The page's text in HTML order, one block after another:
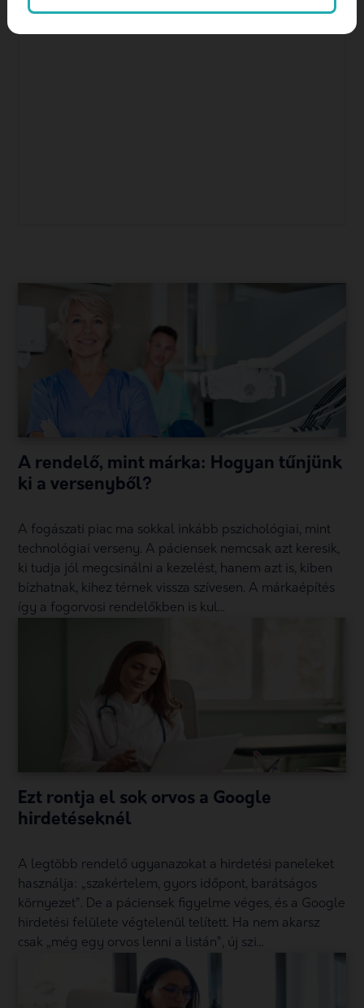
A rendelő, mint márka: Hogyan tűnjünk
ki a versenyből?
A fogászati piac ma sokkal inkább pszichológiai, mint
technológiai verseny. A páciensek nemcsak azt keresik,
ki tudja jól megcsinálni a kezelést, hanem azt is, kiben
bízhatnak, kihez térnek vissza szívesen. A márkaépítés
így a fogorvosi rendelőkben is kul...
Ezt rontja el sok orvos a Google
hirdetéseknél
A legtöbb rendelő ugyanazokat a hirdetési paneleket
használja: „szakértelem, gyors időpont, barátságos
környezet”. De a páciensek figyelme véges, és a Google
hirdetési felülete végtelenül telített. Ha nem akarsz
csak „még egy orvos lenni a listán”, új szi...